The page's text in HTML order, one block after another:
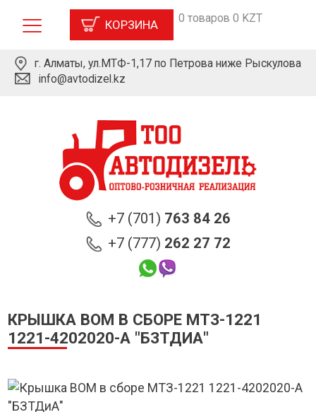
КОРЗИНА 0 товаров 0 KZT
г. Алматы, ул.МТФ-1,17 по Петрова ниже Рыскулова
info@avtodizel.kz
+7 (701) 763 84 26
+7 (777) 262 27 72
КРЫШКА ВОМ В СБОРЕ МТЗ-1221
1221-4202020-А "БЗТДИА"